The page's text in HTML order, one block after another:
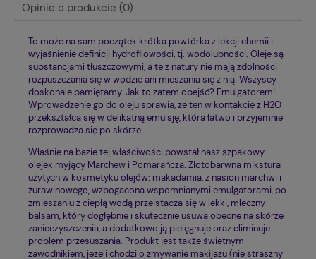
Opinie o produkcie (0)
To może na sam początek krótka powtórka z lekcji chemii i
wyjaśnienie definicji hydrofilowości, tj. wodolubności. Oleje są
substancjami tłuszczowymi, a te z natury nie mają zdolności
rozpuszczania się w wodzie ani mieszania się z nią. Wszyscy
doskonale pamiętamy. Jak to zatem obejść? Emulgatorem!
Wprowadzenie go do oleju sprawia, że ten w kontakcie z H2O
przekształca się w delikatną emulsję, która łatwo i przyjemnie
rozprowadza się po skórze.
Właśnie na bazie tej właściwości powstał nasz szpakowy
olejek myjący Marchew i Pomarańcza. Złotobarwna mikstura
użytych w kosmetyku olejów: makadamia, z nasion marchwi i
żurawinowego, wzbogacona wspomnianymi emulgatorami, po
zmieszaniu z ciepłą wodą przeistacza się w lekki, mleczny
balsam, który dogłębnie i skutecznie usuwa obecne na skórze
zanieczyszczenia, a dodatkowo ją pielęgnuje oraz eliminuje
problem przesuszania. Produkt jest także świetnym
zawodnikiem, jeżeli chodzi o zmywanie makijażu (nie straszny